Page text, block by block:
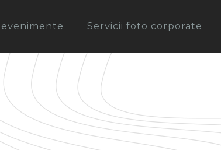
Servicii foto corporate